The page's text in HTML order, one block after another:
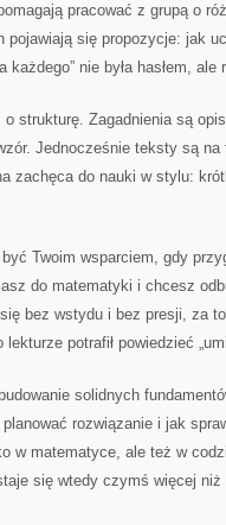
pracować z grupą o
pojawiają się propozycje: jak
nie była hasłem, ale
o strukturę. Zagadnienia są
Jednocześnie teksty są na
zachęca do nauki w stylu:
Twoim wsparciem, gdy
do matematyki i chcesz
bez wstydu i bez presji, za
potrafił powiedzieć
solidnych
rozwiązanie i jak
w matematyce, ale też w
się wtedy czymś więcej